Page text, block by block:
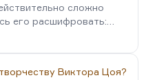
сложно
его расшифровать:…
Виктора Цоя?